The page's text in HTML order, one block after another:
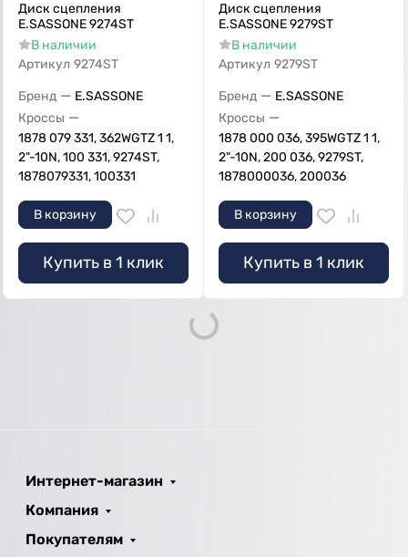
Диск сцепления
E.SASSONE 9274ST
В наличии
Артикул 9274ST
Бренд — E.SASSONE
Кроссы —
1878 079 331, 362WGTZ 1 1,
2"-10N, 100 331, 9274ST,
1878079331, 100331
В корзину
Купить в 1 клик
Диск сцепления
E.SASSONE 9279ST
В наличии
Артикул 9279ST
Бренд — E.SASSONE
Кроссы —
1878 000 036, 395WGTZ 1 1,
2"-10N, 200 036, 9279ST,
1878000036, 200036
В корзину
Купить в 1 клик
Loading...
Интернет-магазин
Компания
Покупателям